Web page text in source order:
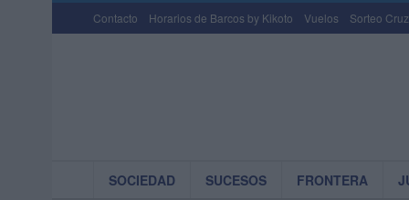
Contacto Horarios de Barcos by Kikoto Vuelos Sorteo
SOCIEDAD SUCESOS FRONTERA